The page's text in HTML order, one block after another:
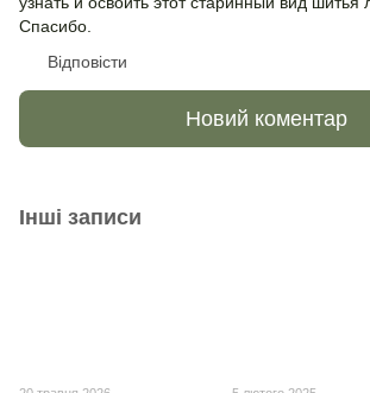
Спасибо.
Відповісти
Новий коментар
Інші записи